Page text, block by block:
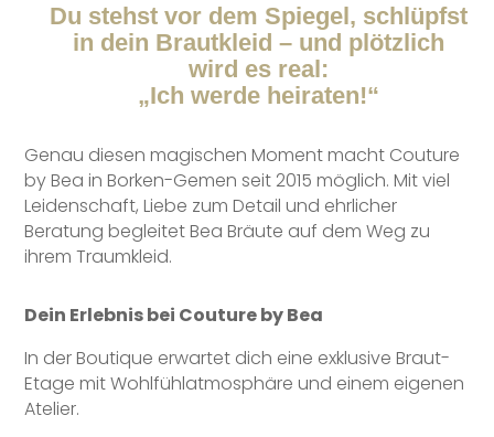
Du stehst vor dem Spiegel, schlüpfst
in dein Brautkleid – und plötzlich
wird es real:
„Ich werde heiraten!“
Genau diesen magischen Moment macht Couture
by Bea in Borken-Gemen seit 2015 möglich. Mit viel
Leidenschaft, Liebe zum Detail und ehrlicher
Beratung begleitet Bea Bräute auf dem Weg zu
ihrem Traumkleid.
Dein Erlebnis bei Couture by Bea
In der Boutique erwartet dich eine exklusive Braut-
Etage mit Wohlfühlatmosphäre und einem eigenen
Atelier.